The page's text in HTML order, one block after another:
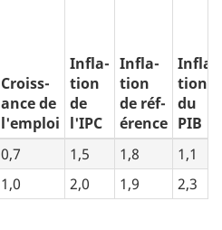
Croiss-
ance de
l'emploi
Infla-
tion
de
l'IPC
Infla-
tion
de réf-
érence
Infla-
tion
du
PIB
0,7 1,5 1,8
1,1
1,0 2,0 1,9 2,3